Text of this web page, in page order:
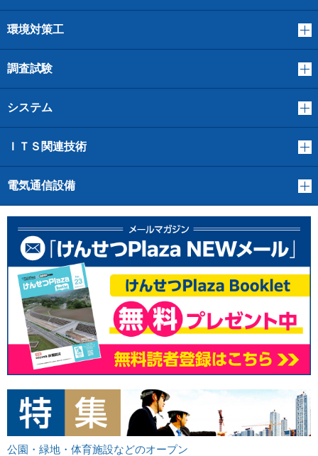
環境対策工
調査試験
システム
ＩＴＳ関連技術
電気通信設備
公園・緑地・体育施設などのオープン